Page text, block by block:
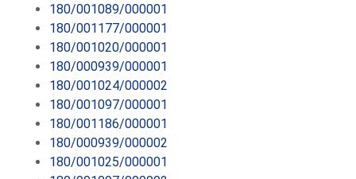
180/001089/000001
180/001177/000001
180/001020/000001
180/000939/000001
180/001024/000002
180/001097/000001
180/001186/000001
180/000939/000002
180/001025/000001